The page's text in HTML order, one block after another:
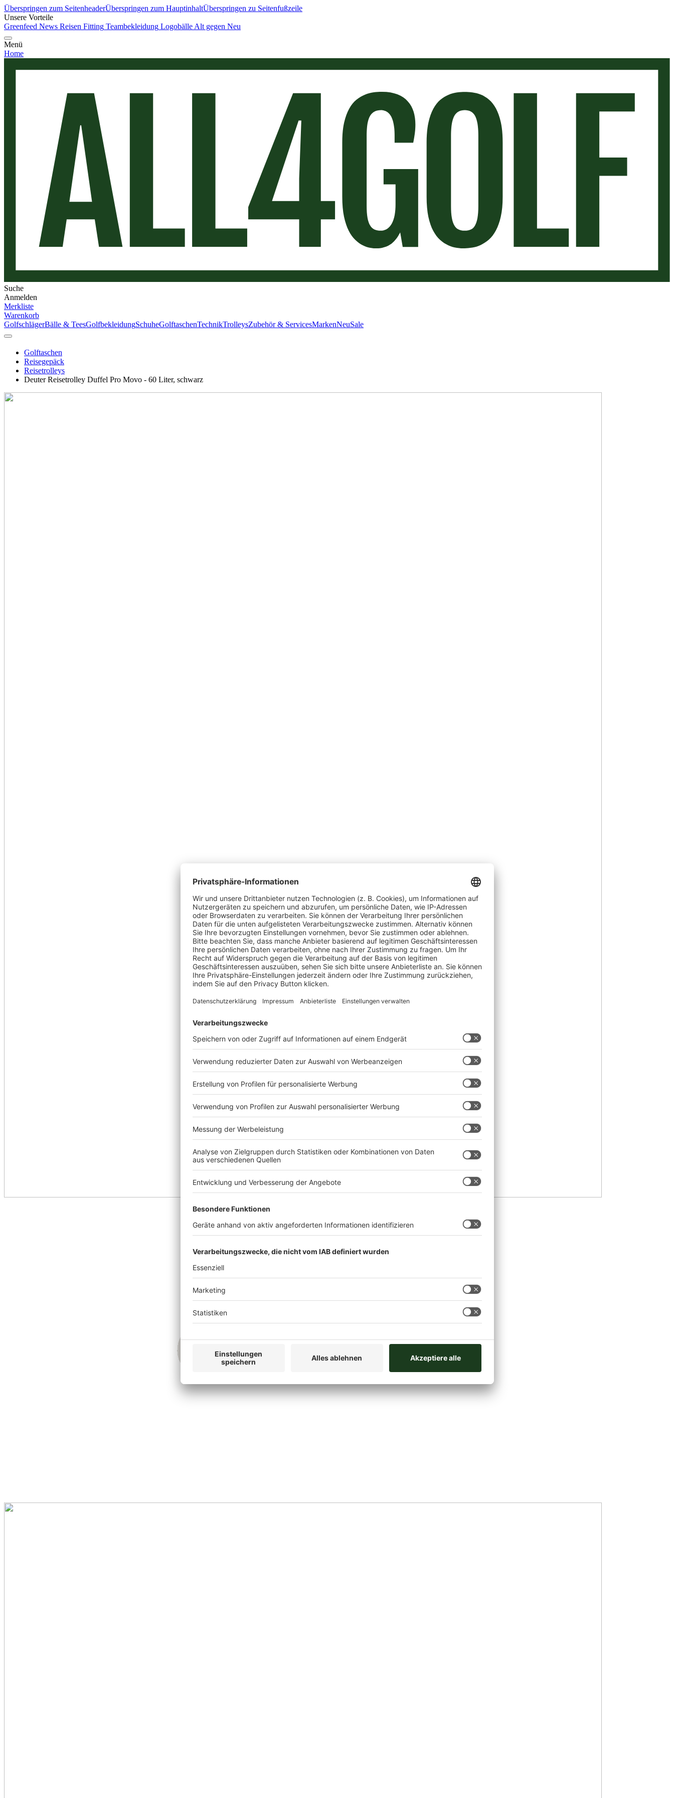
Überspringen zum SeitenheaderÜberspringen zum HauptinhaltÜberspringen zu Seitenfußzeile
Unsere Vorteile
Greenfeed News Reisen Fitting Teambekleidung Logobälle Alt gegen Neu
Menü
Home
Suche
Anmelden
Merkliste
Warenkorb
GolfschlägerBälle & TeesGolfbekleidungSchuheGolftaschenTechnikTrolleysZubehör & ServicesMarkenNeuSale
Golftaschen
Reisegepäck
Reisetrolleys
Deuter Reisetrolley Duffel Pro Movo - 60 Liter, schwarz